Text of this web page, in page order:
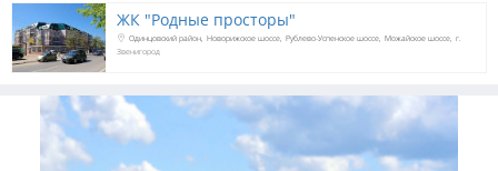
ЖК "Родные просторы"
Одинцовский район Новорижское шоссе Рублево-Успенское шоссе Можайское шоссе г.
Звенигород